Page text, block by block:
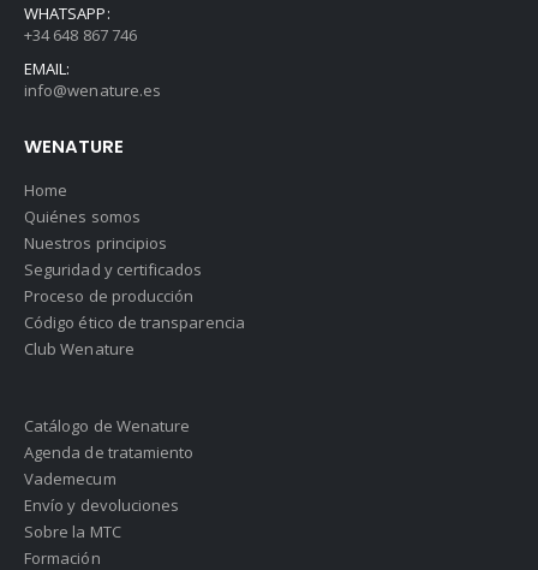
WHATSAPP:
+34 648 867 746
EMAIL:
info@wenature.es
WENATURE
Home
Quiénes somos
Nuestros principios
Seguridad y certificados
Proceso de producción
Código ético de transparencia
Club Wenature
Catálogo de Wenature
Agenda de tratamiento
Vademecum
Envío y devoluciones
Sobre la MTC
Formación